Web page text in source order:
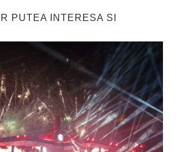
PUTEA INTERESA SI